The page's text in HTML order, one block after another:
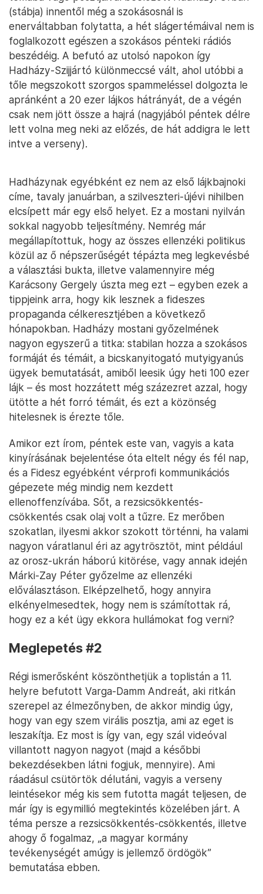
(stábja) innentől még a szokásosnál is
enerváltabban folytatta, a hét slágertémáival nem is
foglalkozott egészen a szokásos pénteki rádiós
beszédéig. A befutó az utolsó napokon így
Hadházy-Szijjártó különmeccsé vált, ahol utóbbi a
tőle megszokott szorgos spammeléssel dolgozta le
apránként a 20 ezer lájkos hátrányát, de a végén
csak nem jött össze a hajrá (nagyjából péntek délre
lett volna meg neki az előzés, de hát addigra le lett
intve a verseny).
Hadházynak egyébként ez nem az első lájkbajnoki
címe, tavaly januárban, a szilveszteri-újévi nihilben
elcsípett már egy első helyet. Ez a mostani nyilván
sokkal nagyobb teljesítmény. Nemrég már
megállapítottuk, hogy az összes ellenzéki politikus
közül az ő népszerűségét tépázta meg legkevésbé
a választási bukta, illetve valamennyire még
Karácsony Gergely úszta meg ezt – egyben ezek a
tippjeink arra, hogy kik lesznek a fideszes
propaganda célkeresztjében a következő
hónapokban. Hadházy mostani győzelmének
nagyon egyszerű a titka: stabilan hozza a szokásos
formáját és témáit, a bicskanyitogató mutyigyanús
ügyek bemutatását, amiből leesik úgy heti 100 ezer
lájk – és most hozzátett még százezret azzal, hogy
ütötte a hét forró témáit, és ezt a közönség
hitelesnek is érezte tőle.
Amikor ezt írom, péntek este van, vagyis a kata
kinyírásának bejelentése óta eltelt négy és fél nap,
és a Fidesz egyébként vérprofi kommunikációs
gépezete még mindig nem kezdett
ellenoffenzívába. Sőt, a rezsicsökkentés-
csökkentés csak olaj volt a tűzre. Ez merőben
szokatlan, ilyesmi akkor szokott történni, ha valami
nagyon váratlanul éri az agytrösztöt, mint például
az orosz-ukrán háború kitörése, vagy annak idején
Márki-Zay Péter győzelme az ellenzéki
előválasztáson. Elképzelhető, hogy annyira
elkényelmesedtek, hogy nem is számítottak rá,
hogy ez a két ügy ekkora hullámokat fog verni?
Meglepetés #2
Régi ismerősként köszönthetjük a toplistán a 11.
helyre befutott Varga-Damm Andreát, aki ritkán
szerepel az élmezőnyben, de akkor mindig úgy,
hogy van egy szem virális posztja, ami az eget is
leszakítja. Ez most is így van, egy szál videóval
villantott nagyon nagyot (majd a későbbi
bekezdésekben látni fogjuk, mennyire). Ami
ráadásul csütörtök délutáni, vagyis a verseny
leintésekor még kis sem futotta magát teljesen, de
már így is egymillió megtekintés közelében járt. A
téma persze a rezsicsökkentés-csökkentés, illetve
ahogy ő fogalmaz, „a magyar kormány
tevékenységét amúgy is jellemző ördögök”
bemutatása ebben.